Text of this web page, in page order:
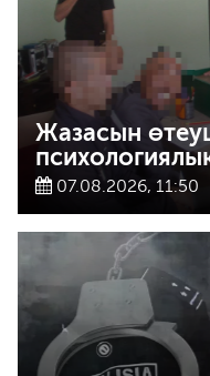
Жазасын
07.08.2026, 11:50